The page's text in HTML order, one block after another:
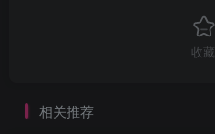
收藏
相关推荐